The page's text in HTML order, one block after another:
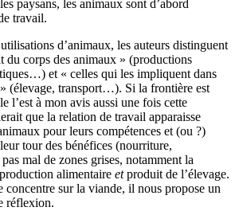
paysans, les animaux sont d’abord
travail.
d’animaux, les auteurs distinguent
du corps des animaux » (productions
et « celles qui les impliquent dans
(élevage, transport…). Si la frontière est
l’est à mon avis aussi une fois cette
que la relation de travail apparaisse
pour leurs compétences et (ou ?)
tour des bénéfices (nourriture,
mal de zones grises, notamment la
alimentaire etproduit de l’élevage.
concentre sur la viande, il nous propose un
réflexion.